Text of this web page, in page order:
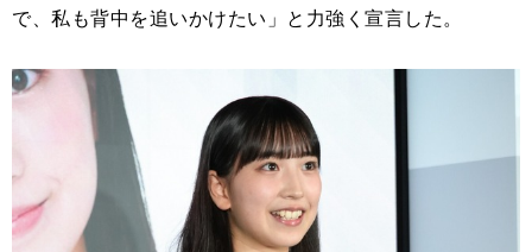
で、私も背中を追いかけたい」と力強く宣言した。